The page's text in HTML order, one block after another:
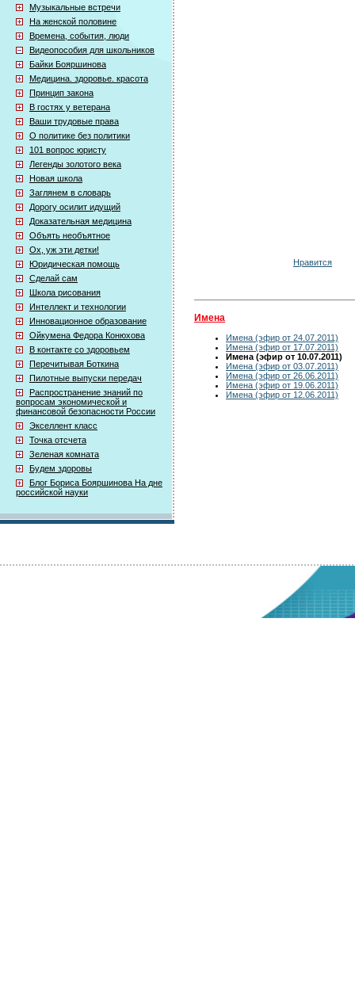
Музыкальные встречи
На женской половине
Времена, события, люди
Видеопособия для школьников
Байки Бояршинова
Медицина. здоровье. красота
Принцип закона
В гостях у ветерана
Ваши трудовые права
О политике без политики
101 вопрос юристу
Легенды золотого века
Новая школа
Заглянем в словарь
Дорогу осилит идущий
Доказательная медицина
Объять необъятное
Ох, уж эти детки!
Юридическая помощь
Сделай сам
Школа рисования
Интеллект и технологии
Инновационное образование
Ойкумена Федора Конюхова
В контакте со здоровьем
Перечитывая Боткина
Пилотные выпуски передач
Распространение знаний по
вопросам экономической и
финансовой безопасности России
Экселлент класс
Точка отсчета
Зеленая комната
Будем здоровы
Блог Бориса Бояршинова На дне
российской науки
Нравится
Имена
Имена (эфир от 24.07.2011)
Имена (эфир от 17.07.2011)
Имена (эфир от 10.07.2011)
Имена (эфир от 03.07.2011)
Имена (эфир от 26.06.2011)
Имена (эфир от 19.06.2011)
Имена (эфир от 12.06.2011)